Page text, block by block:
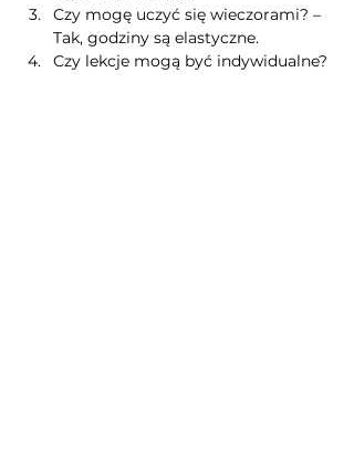
Czy mogę uczyć się wieczorami? –
Tak, godziny są elastyczne.
Czy lekcje mogą być indywidualne?